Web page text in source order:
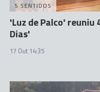
5 SENTIDOS
'Luz de Palco'
Dias'
17 Out 14:35